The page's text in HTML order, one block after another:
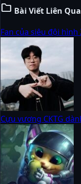
folder Bài Viết Liên
Fan của siêu đội
Cựu vương CKTG